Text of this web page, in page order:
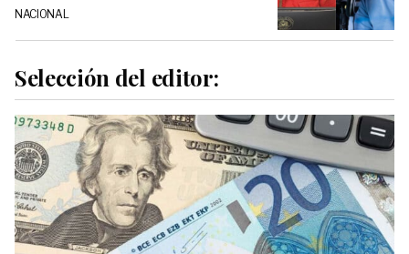
NACIONAL
Selección del editor: